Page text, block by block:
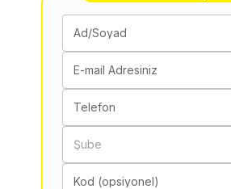
Ad/Soyad
E-mail Adresiniz
Telefon
Şube
Kod (opsiyonel)